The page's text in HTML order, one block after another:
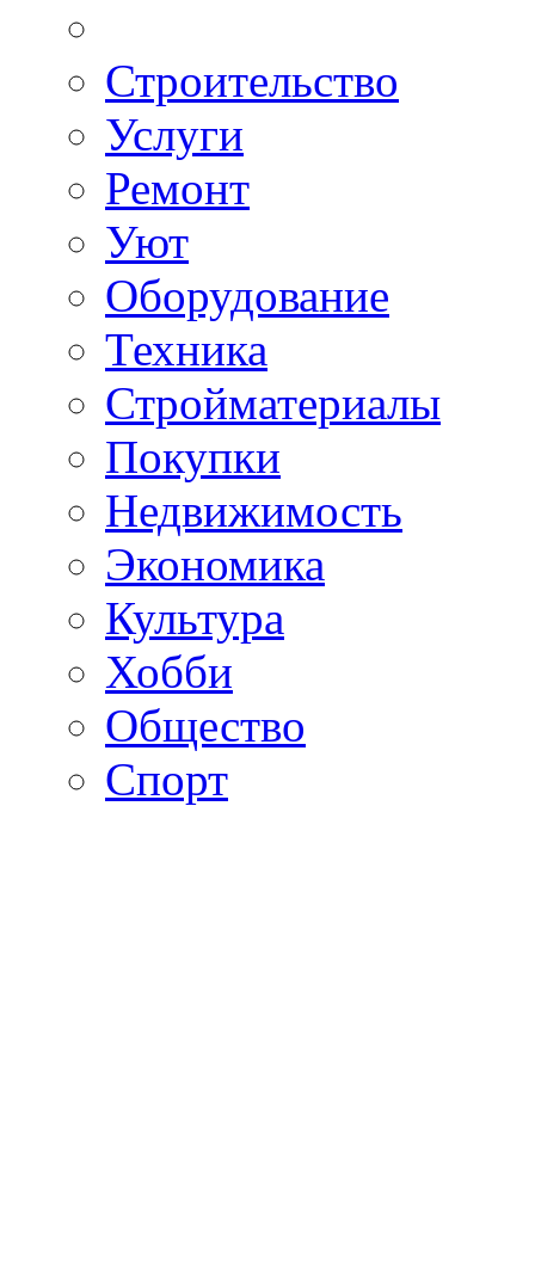
Строительство
Услуги
Ремонт
Уют
Оборудование
Техника
Стройматериалы
Покупки
Недвижимость
Экономика
Культура
Хобби
Общество
Спорт